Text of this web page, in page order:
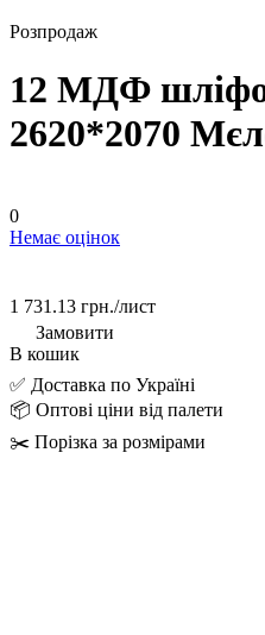
Розпродаж
12 МДФ
2620*2070
0
Немає оцінок
1 731.13 грн./лист
Замовити
В кошик
✅ Доставка по Україні
📦 Оптові ціни від палети
✂️ Порізка за розмірами